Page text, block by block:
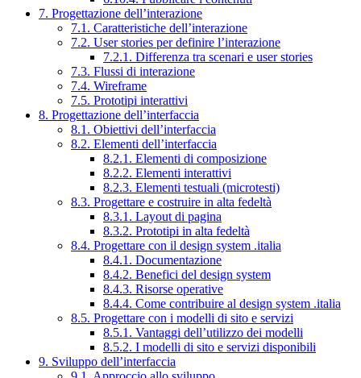
7. Progettazione dell’interazione
7.1. Caratteristiche dell’interazione
7.2. User stories per definire l’interazione
7.2.1. Differenza tra scenari e user stories
7.3. Flussi di interazione
7.4. Wireframe
7.5. Prototipi interattivi
8. Progettazione dell’interfaccia
8.1. Obiettivi dell’interfaccia
8.2. Elementi dell’interfaccia
8.2.1. Elementi di composizione
8.2.2. Elementi interattivi
8.2.3. Elementi testuali (microtesti)
8.3. Progettare e costruire in alta fedeltà
8.3.1. Layout di pagina
8.3.2. Prototipi in alta fedeltà
8.4. Progettare con il design system .italia
8.4.1. Documentazione
8.4.2. Benefici del design system
8.4.3. Risorse operative
8.4.4. Come contribuire al design system .italia
8.5. Progettare con i modelli di sito e servizi
8.5.1. Vantaggi dell’utilizzo dei modelli
8.5.2. I modelli di sito e servizi disponibili
9. Sviluppo dell’interfaccia